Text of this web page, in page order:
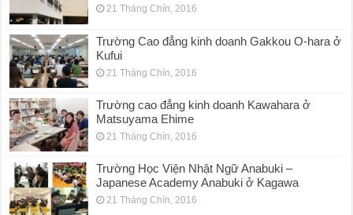
21 Tháng Chín, 2016
Trường Cao đẳng kinh doanh Gakkou O-hara ở
Kufui
21 Tháng Chín, 2016
Trường cao đẳng kinh doanh Kawahara ở
Matsuyama Ehime
21 Tháng Chín, 2016
Trường Học Viện Nhật Ngữ Anabuki –
Japanese Academy Anabuki ở Kagawa
21 Tháng Chín, 2016